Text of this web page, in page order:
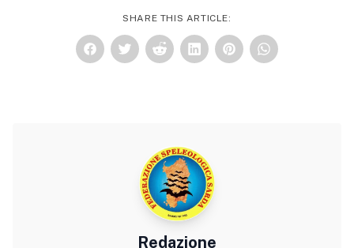
SHARE THIS ARTICLE:
Redazione